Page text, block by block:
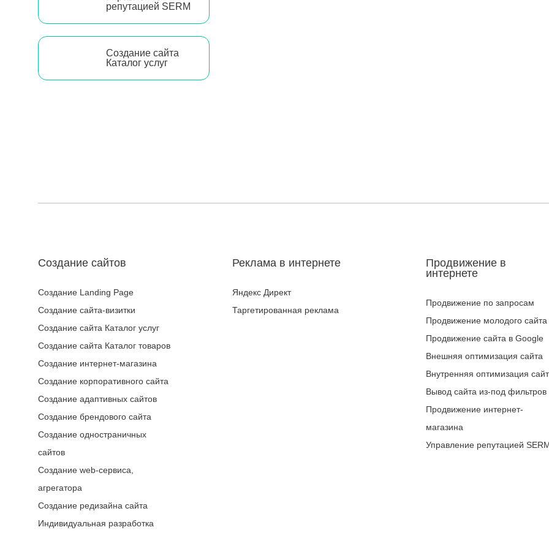
репутацией SERM
Создание сайта
Каталог услуг
Создание сайтов
Создание Landing Page
Создание сайта-визитки
Создание сайта Каталог услуг
Создание сайта Каталог товаров
Создание интернет-магазина
Создание корпоративного сайта
Создание адаптивных сайтов
Создание брендового сайта
Создание одностраничных
сайтов
Создание web-сервиса,
агрегатора
Создание редизайна сайта
Индивидуальная разработка
Реклама в интернете
Яндекс Директ
Таргетированная реклама
Продвижение в
интернете
Продвижение по запросам
Продвижение молодого сайта
Продвижение сайта в Google
Внешняя оптимизация сайта
Внутренняя оптимизация
Вывод сайта из-под фильтров
Продвижение интернет-
магазина
Управление репутацией